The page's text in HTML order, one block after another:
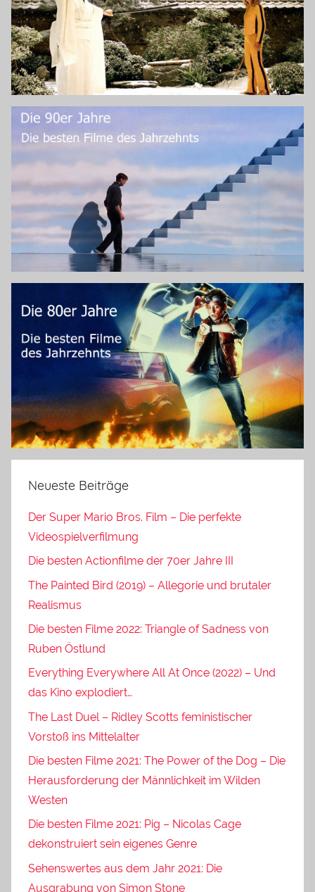
Neueste Beiträge
Der Super Mario Bros. Film – Die perfekte
Videospielverfilmung
Die besten Actionfilme der 70er Jahre III
The Painted Bird (2019) – Allegorie und brutaler
Realismus
Die besten Filme 2022: Triangle of Sadness von
Ruben Östlund
Everything Everywhere All At Once (2022) – Und
das Kino explodiert…
The Last Duel – Ridley Scotts feministischer
Vorstoß ins Mittelalter
Die besten Filme 2021: The Power of the Dog – Die
Herausforderung der Männlichkeit im Wilden
Westen
Die besten Filme 2021: Pig – Nicolas Cage
dekonstruiert sein eigenes Genre
Sehenswertes aus dem Jahr 2021: Die
Ausgrabung von Simon Stone